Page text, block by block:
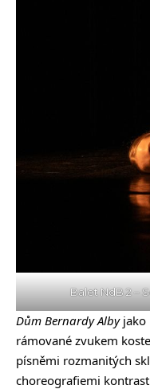
Balet NdB 2 –
Dům Bernardy Albyjako
rámované zvukem
písněmi rozmanitých
choreografiemi